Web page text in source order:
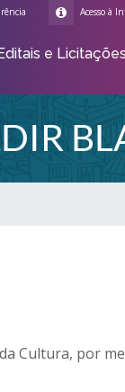
Acesso à
e
Cultura, por